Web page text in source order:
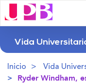
Vida
Inicio Vida
Ryder Windham,